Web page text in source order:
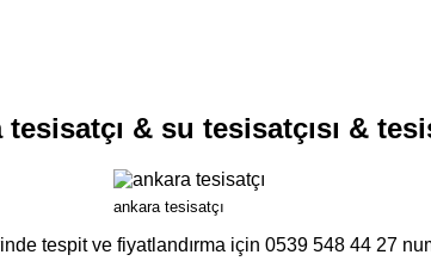
tesisatçı & su tesisatçısı &
ankara tesisatçı
tespit ve fiyatlandırma için 0539 548 44 27